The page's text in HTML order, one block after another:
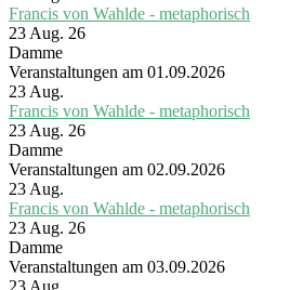
Francis von Wahlde - metaphorisch
23 Aug. 26
Damme
Veranstaltungen am 01.09.2026
23Aug.
Francis von Wahlde - metaphorisch
23 Aug. 26
Damme
Veranstaltungen am 02.09.2026
23Aug.
Francis von Wahlde - metaphorisch
23 Aug. 26
Damme
Veranstaltungen am 03.09.2026